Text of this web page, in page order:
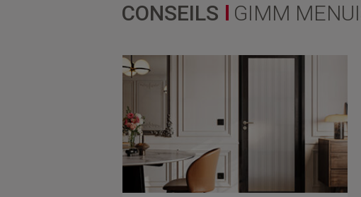
CONSEILS GIMM